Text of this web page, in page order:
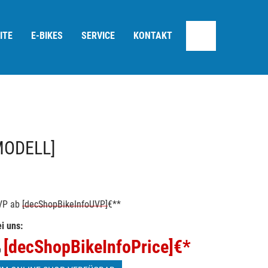
E-BIKES SERVICE KONTAKT
ab [decShopBikeInfoUVP]€**
uns:
[decShopBikeInfoPrice] €*